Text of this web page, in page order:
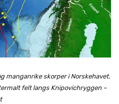
manganrike skorper i Norskehavet.
felt langs Knipovichryggen –